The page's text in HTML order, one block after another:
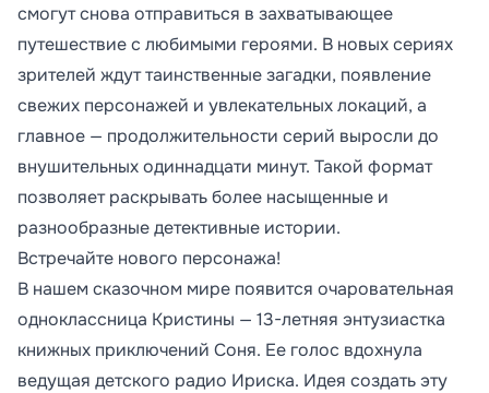
смогут снова отправиться в захватывающее
путешествие с любимыми героями. В новых сериях
зрителей ждут таинственные загадки, появление
свежих персонажей и увлекательных локаций, а
главное — продолжительности серий выросли до
внушительных одиннадцати минут. Такой формат
позволяет раскрывать более насыщенные и
разнообразные детективные истории.
Встречайте нового персонажа!
В нашем сказочном мире появится очаровательная
одноклассница Кристины — 13-летняя энтузиастка
книжных приключений Соня. Ее голос вдохнула
ведущая детского радио Ириска. Идея создать эту